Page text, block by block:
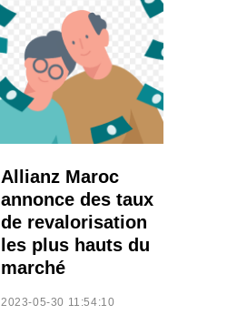
Allianz Maroc
annonce des taux
de revalorisation
les plus hauts du
marché
2023-05-30 11:54:10